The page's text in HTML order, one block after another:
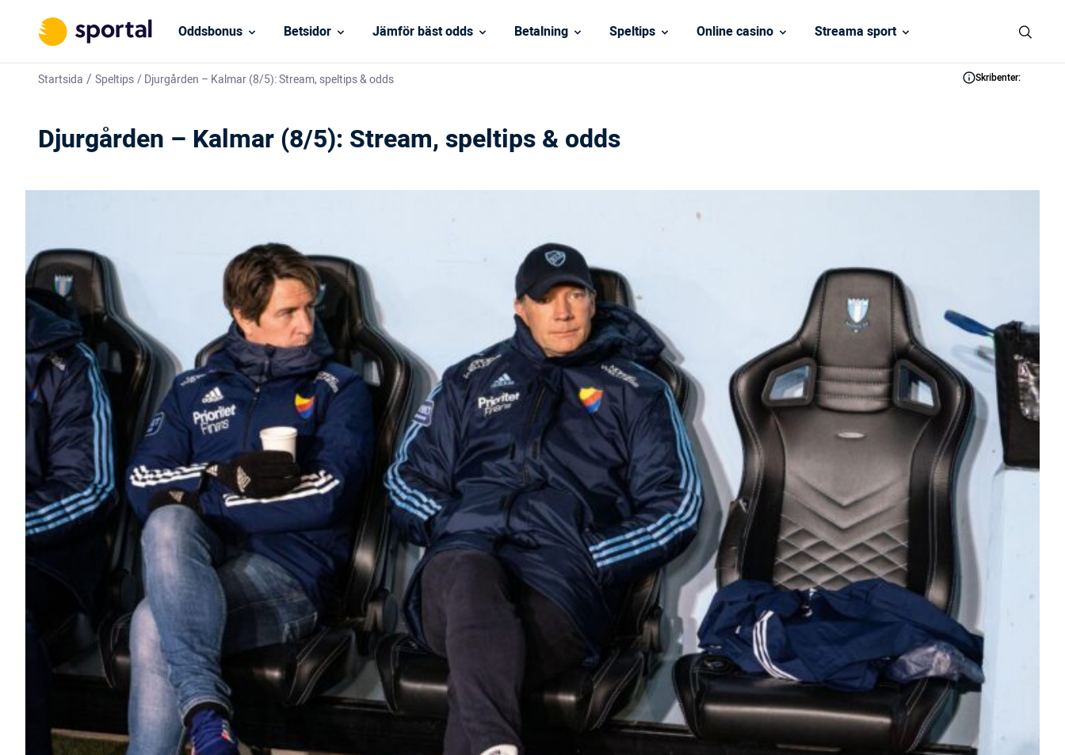
Oddsbonus Betsidor Jämför bäst odds Betalning Speltips Online casino Streama sport
Startsida / Speltips/Djurgården – Kalmar (8/5): Stream, speltips & odds Skribenter:
Djurgården – Kalmar (8/5): Stream, speltips & odds